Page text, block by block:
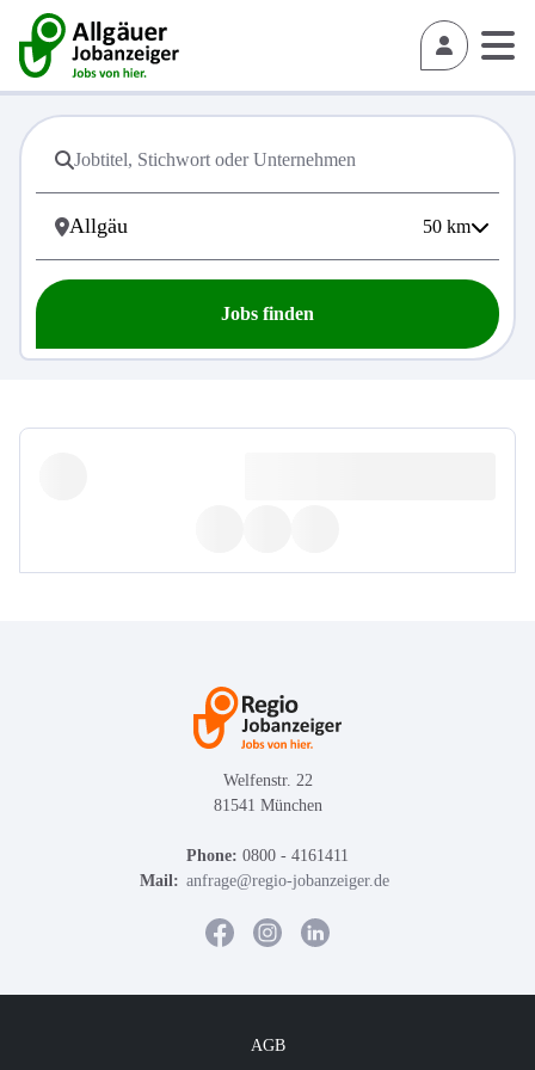
50 km
Jobs finden
Welfenstr. 22
81541 München
Phone: 0800 - 4161411
Mail: anfrage@regio-jobanzeiger.de
AGB